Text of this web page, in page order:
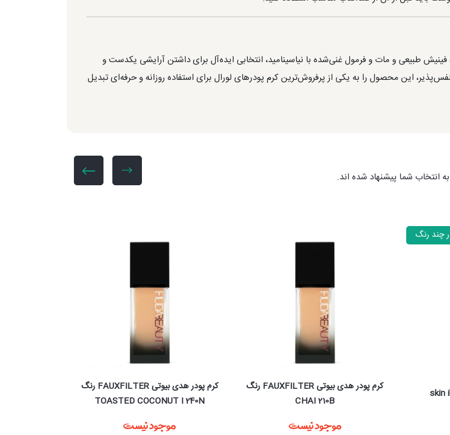
طبیعی و مات و فرمول غنی‌شده با نیاسینامید، انتخابی ایده‌آل برای داشتن آرایشی یکدست و
این محصول را به یکی از پرفروش‌ترین کرم پودرهای لورال برای استفاده روزانه و حرفه‌ای تبدیل
انتخاب شما پیشنهاد شده اند.
کرم پودر هدی بیوتی FAUXFILTER رنگ
TOASTED COCONUT I 240N
موجود نیست
کرم پودر هدی بیوتی FAUXFILTER رنگ
MACAROON 230N
موجود نیست